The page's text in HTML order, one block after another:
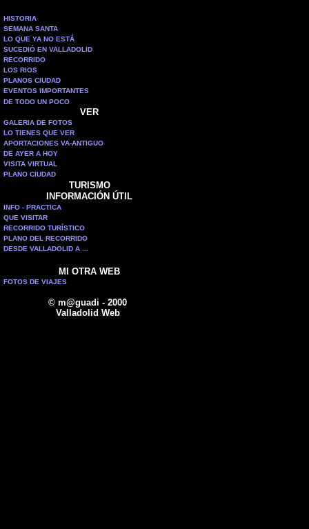
HISTORIA
SEMANA SANTA
LO QUE YA NO ESTÁ
SUCEDIÓ EN VALLADOLID
RECORRIDO
LOS RIOS
PLANOS CIUDAD
EVENTOS IMPORTANTES
DE TODO UN POCO
VER
GALERIA DE FOTOS
LO TIENES QUE VER
APORTACIONES VA-ANTIGUO
DE AYER A HOY
VISITA VIRTUAL
PLANO CIUDAD
TURISMO
INFORMACIÓN ÚTIL
INFO - PRACTICA
QUE VISITAR
RECORRIDO TURÍSTICO
PLANO DEL RECORRIDO
DESDE VALLADOLID A ...
MI OTRA WEB
FOTOS DE VIAJES
© m@guadi - 2000
Valladolid Web